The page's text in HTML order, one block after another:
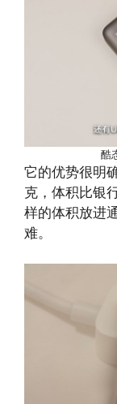
酷
它的优势很明
克，体积比银
样的体积放进
难。